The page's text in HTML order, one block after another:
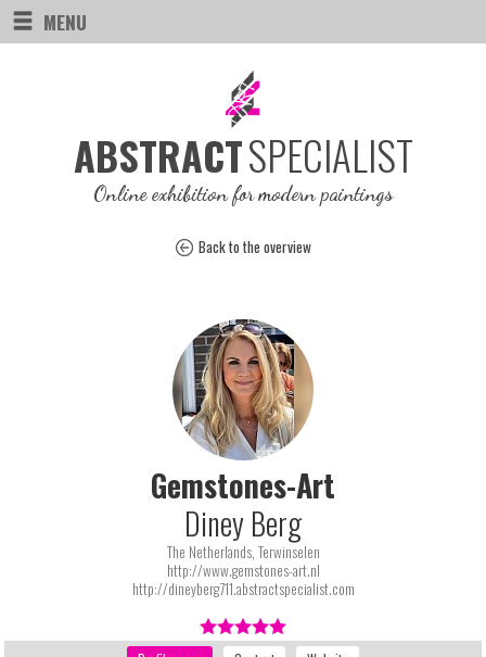
MENU
ABSTRACTSPECIALIST
Online exhibition for modern paintings
Back to the overview
Gemstones-Art
Diney Berg
The Netherlands, Terwinselen
http://www.gemstones-art.nl
http://dineyberg711.abstractspecialist.com